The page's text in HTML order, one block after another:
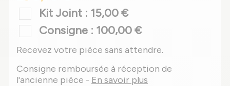
Kit Joint : 15,00 €
Consigne : 100,00 €
Recevez votre pièce sans attendre.
Consigne remboursée à réception de
l'ancienne pièce - En savoir plus